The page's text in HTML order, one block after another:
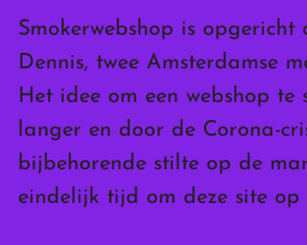
Smokerwebshop is opgericht
Dennis, twee Amsterdamse
Het idee om een webshop te
langer en door de Corona-
bijbehorende stilte op de
eindelijk tijd om deze site op